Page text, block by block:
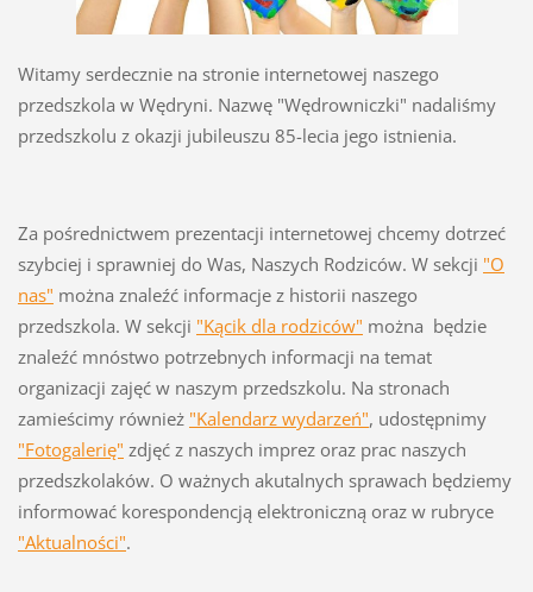
Witamy serdecznie na stronie internetowej naszego
przedszkola w Wędryni. Nazwę "Wędrowniczki" nadaliśmy
przedszkolu z okazji jubileuszu 85-lecia jego istnienia.
Za pośrednictwem prezentacji internetowej chcemy dotrzeć
szybciej i sprawniej do Was, Naszych Rodziców. W sekcji "O
nas" można znaleźć informacje z historii naszego
przedszkola. W sekcji "Kącik dla rodziców" można będzie
znaleźć mnóstwo potrzebnych informacji na temat
organizacji zajęć w naszym przedszkolu. Na stronach
zamieścimy również "Kalendarz wydarzeń", udostępnimy
"Fotogalerię" zdjęć z naszych imprez oraz prac naszych
przedszkolaków. O ważnych akutalnych sprawach będziemy
informować korespondencją elektroniczną oraz w rubryce
"Aktualności".